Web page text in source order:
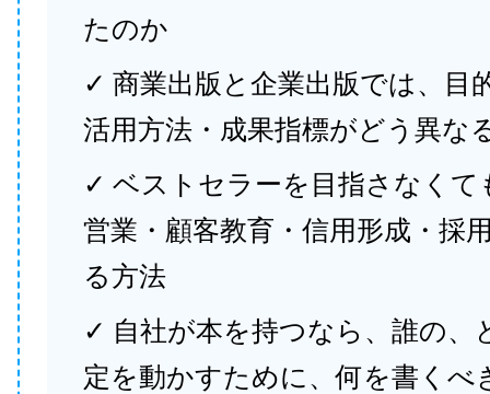
たのか
✓ 商業出版と企業出版では、目
活用方法・成果指標がどう異な
✓ ベストセラーを目指さなくて
営業・顧客教育・信用形成・採
る方法
✓ 自社が本を持つなら、誰の、
定を動かすために、何を書くべ